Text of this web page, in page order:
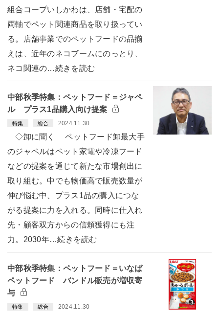
組合コープいしかわは、店舗・宅配の
両軸でペット関連商品を取り扱ってい
る。店舗事業でのペットフードの品揃
えは、近年のネコブームにのっとり、
ネコ関連の…続きを読む
中部秋季特集：ペットフード＝ジャペ
ル プラス1品購入向け提案
特集 総合 2024.11.30
◇卸に聞く ペットフード卸最大手
のジャペルはペット家電や冷凍フード
などの提案を通じて新たな市場創出に
取り組む。中でも物価高で販売数量が
伸び悩む中、プラス1品の購入につな
がる提案に力を入れる。同時に仕入れ
先・顧客双方からの信頼獲得にも注
力。2030年…続きを読む
中部秋季特集：ペットフード＝いなば
ペットフード バンドル販売が増収寄
与
特集 総合 2024.11.30